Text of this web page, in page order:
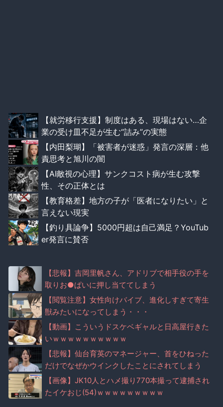
【就労移行支援】制度はある、現場はない…企
業の受け皿不足が生む“詰み”の実態
【内田梨瑚】「被害者が迷惑」発言の深層：他
責思考と旭川の闇
【AI敵視の心理】サンクコスト病が生む攻撃
性、その正体とは
【教育格差】地方の子が「医者になりたい」と
言えない現実
【釣り具論争】5000円超は自己満足？YouTub
er発言に賛否
【悲報】吉岡里帆さん、アドリブで相手役の手を
取りお●ぱいに押し当ててしまう
【閲覧注意】女性向けバイブ、進化しすぎて寄生
獣みたいになってしまう・・・
【動画】こういうドスケベギャルと日高屋行きた
いｗｗｗｗｗｗｗｗｗｗ
【悲報】仙台育英のマネージャー、首をひねった
だけでなぜかウインクしたことにされてしまう
【画像】JK10人とハメ撮り770本撮って逮捕され
たイケおじ(54)ｗｗｗｗｗｗｗｗｗ